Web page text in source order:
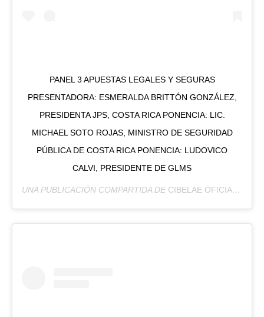
PANEL 3 APUESTAS LEGALES Y SEGURAS
PRESENTADORA: ESMERALDA BRITTÓN GONZÁLEZ,
PRESIDENTA JPS, COSTA RICA PONENCIA: LIC.
MICHAEL SOTO ROJAS, MINISTRO DE SEGURIDAD
PÚBLICA DE COSTA RICA PONENCIA: LUDOVICO
CALVI, PRESIDENTE DE GLMS
UNA PUBLICACIÓN COMPARTIDA DE CIBELAE OFICIAL